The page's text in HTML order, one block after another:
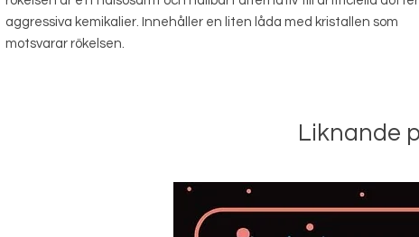
aggressiva kemikalier. Innehåller en liten låda med kristallen som
motsvarar rökelsen.
Liknande